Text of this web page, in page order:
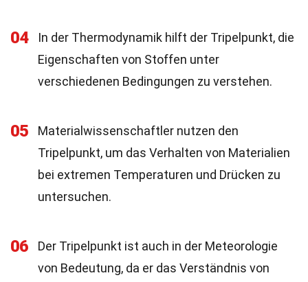
04
In der Thermodynamik hilft der Tripelpunkt, die
Eigenschaften von Stoffen unter
verschiedenen Bedingungen zu verstehen.
05
Materialwissenschaftler nutzen den
Tripelpunkt, um das Verhalten von Materialien
bei extremen Temperaturen und Drücken zu
untersuchen.
06
Der Tripelpunkt ist auch in der Meteorologie
von Bedeutung, da er das Verständnis von